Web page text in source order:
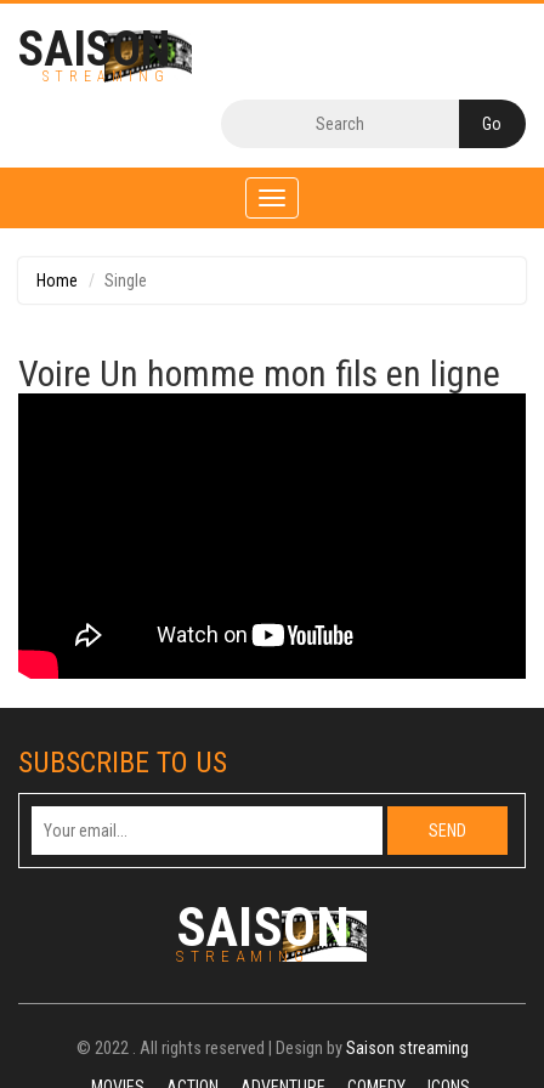
SAISON
STREAMING
Toggle
navigation
Home Single
Voire Un homme mon fils en ligne
SUBSCRIBE TO US
SAISON
STREAMING
© 2022 . All rights reserved | Design bySaison streaming